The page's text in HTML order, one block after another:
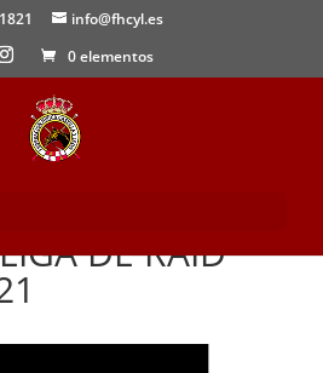
info@fhcyl.es
0 elementos
DE RAID